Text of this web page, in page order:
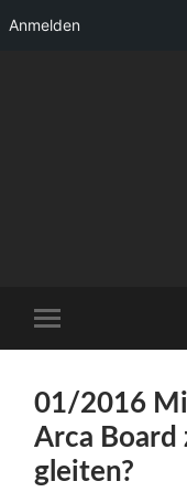
Anmelden
Menü
01/2016
Arca
gleiten?